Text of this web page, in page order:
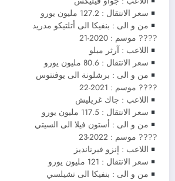
سعر الانتقال : 127.2 مليون يورو
من و الى : بنفيكا الى أتلتيكو مدريد
????️ موسم : 2020-21
اللاعب : آرثر ميلو
سعر الانتقال : 80.6 مليون يورو
من و الى : برشلونة الى يوفنتوس
????️ موسم : 2021-22
اللاعب : جاك غريليش
سعر الانتقال : 117.5 مليون يورو
من و الى : أستون فيلا الى السيتي
????️ موسم : 2022-23
اللاعب : إنزو فيرنانديز
سعر الانتقال : 121 مليون يورو
من و الى : بنفيكا الى تشيلسي